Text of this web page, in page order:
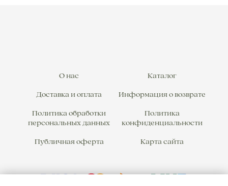
Публичная оферта Карта сайта
Каталог
Информация о возврате
Политика
конфиденциальности
О нас
Доставка и оплата
Политика обработки
персональных данных